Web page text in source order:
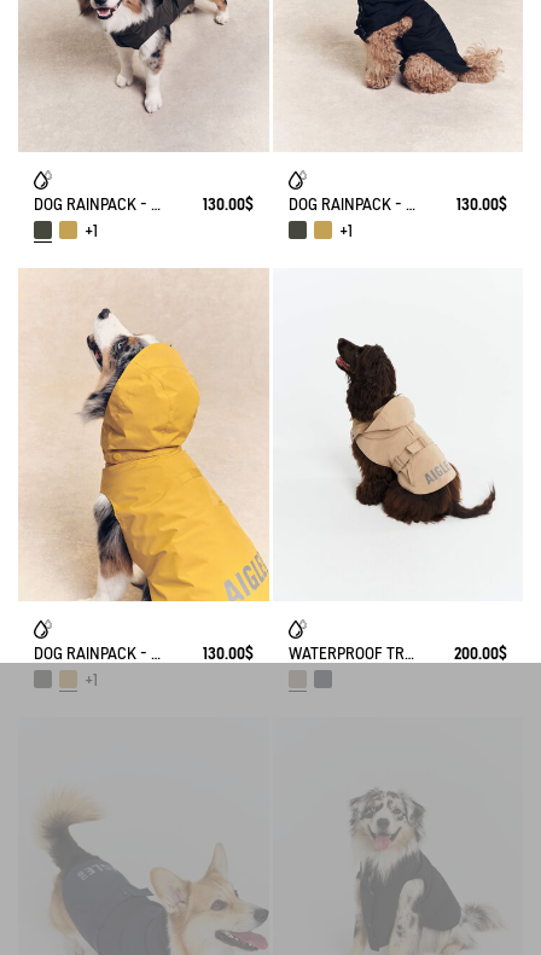
DOG RAINPACK - FOLDABLE, AND WATERPROOF DOG
130.00$
+1
DOG RAINPACK - FOLDABLE, AND WATERPROOF DOG
130.00$
+1
DOG RAINPACK - FOLDABLE, AND WATERPROOF DOG
130.00$
+1
WATERPROOF TRENCH 200.00$